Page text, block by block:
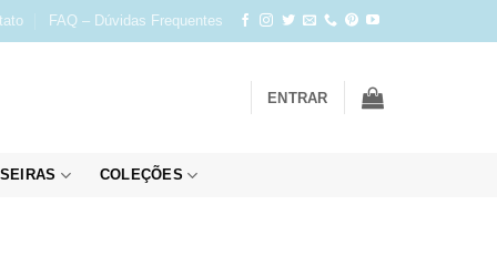
FAQ – Dúvidas Frequentes
ENTRAR
COLEÇÕES